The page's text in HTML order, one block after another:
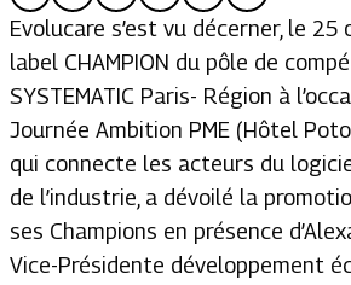
Evolucare s’est vu décerner, le 25
label CHAMPION du pôle de
SYSTEMATIC Paris- Région à
Journée Ambition PME (Hôtel
qui connecte les acteurs du
de l’industrie, a dévoilé la
ses Champions en présence
Vice-Présidente développement